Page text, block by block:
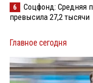
6
Соцфонд: Средняя
превысила 27,2 тысячи
Главное сегодня